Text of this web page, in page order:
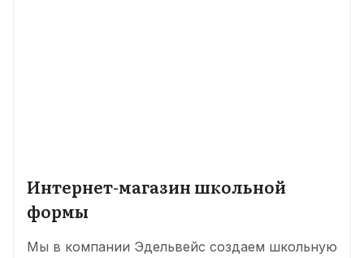
Интернет-магазин школьной
формы
Мы в компании Эдельвейс создаем школьную